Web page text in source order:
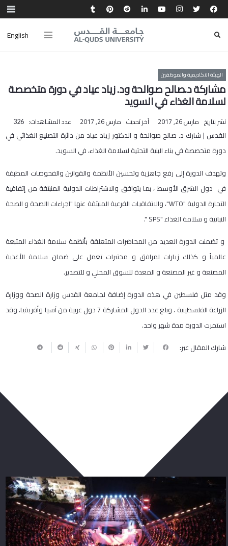
English
الهيئة الاكاديمية والموظفين
مشاركة د.صالح صوالحة ود. زياد عياد في دورة متخصصة
لسلامة الغذاء في السويد
نشر بتاريخ مارس 26, 2017 آخر تحديث مارس 26, 2017 عدد المشاهدات: 326
القدس | شارك د. صالح صوالحة و الدكتور زياد عياد من دائرة التصنيع الغذائي في
دورة متخصصة في بناء البنية التحتية لسلامة الغذاء، في السويد.
وتهدف الدورة إلى رفع جاهزية وتحسين الأنظمة والقوانين والفحوصات المطبقة
في دول الشرق الأوسط ، بما يتوافق والاشتراطات الدولية المنبثقة من إتفاقية
التجارة الدولية "WTO"، والاتفاقيات الفرعية المنبثقة عنها "اجراءات االصحة و الصحة
النباتية و سلامة الغذاء "SPS ".
و تضمنت الدورة العديد من المحاضرات المتعلقة بأنظمة سلامة الغذاء المتبعة
عالمياً و كذلك زيارات لمرافق و مختبرات تعمل على ضمان سلامة الأغذية
المصنعة و غير المصنعة و المعدة للسوق المحلي و للتصدير.
وقد مثل فلسطين في هذه الدورة إضافة لجامعة القدس وزارة الصحة ووزارة
الزراعة الفلسطينية ، وبلغ عدد الدول المشاركة 7 دول عربية من آسيا وأفريقيا، وقد
استمرت الدورة مدة شهر واحد.
شارك المقال عبر: